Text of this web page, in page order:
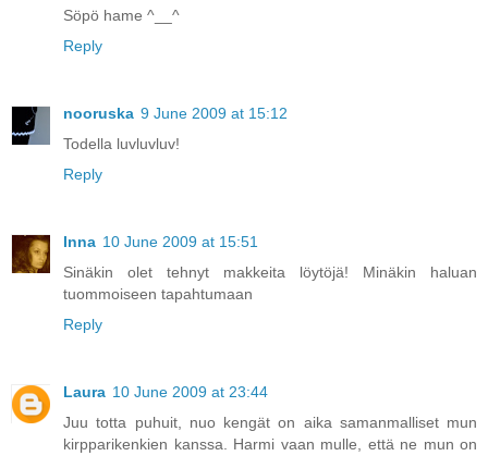
Söpö hame ^__^
Reply
nooruska 9 June 2009 at 15:12
Todella luvluvluv!
Reply
Inna 10 June 2009 at 15:51
Sinäkin olet tehnyt makkeita löytöjä! Minäkin haluan
tuommoiseen tapahtumaan
Reply
Laura 10 June 2009 at 23:44
Juu totta puhuit, nuo kengät on aika samanmalliset mun
kirpparikenkien kanssa. Harmi vaan mulle, että ne mun on